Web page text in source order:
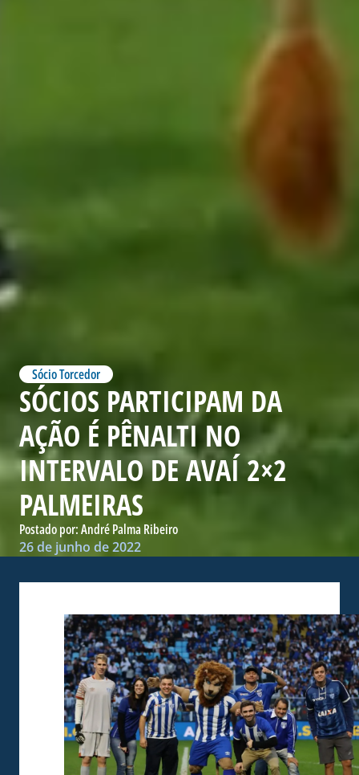
Sócio Torcedor
SÓCIOS PARTICIPAM DA
AÇÃO É PÊNALTI NO
INTERVALO DE AVAÍ 2×2
PALMEIRAS
Postado por:André Palma Ribeiro
26 de junho de 2022